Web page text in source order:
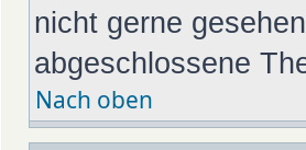
nicht gerne
abgeschlossene
Nach oben